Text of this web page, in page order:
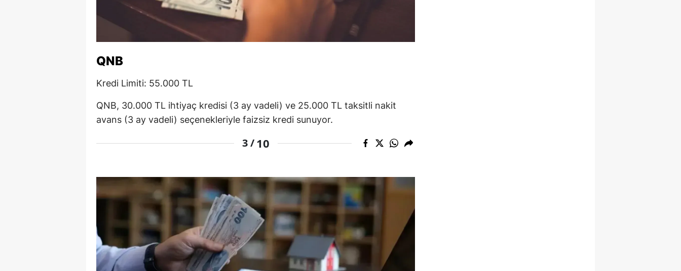
Manisa
Nevşehir
Sakarya
Samsun
Siirt
Sinop
QNB
Kredi Limiti: 55.000 TL
QNB, 30.000 TL ihtiyaç kredisi (3 ay vadeli) ve 25.000 TL taksitli nakit
avans (3 ay vadeli) seçenekleriyle faizsiz kredi sunuyor.
3 /10